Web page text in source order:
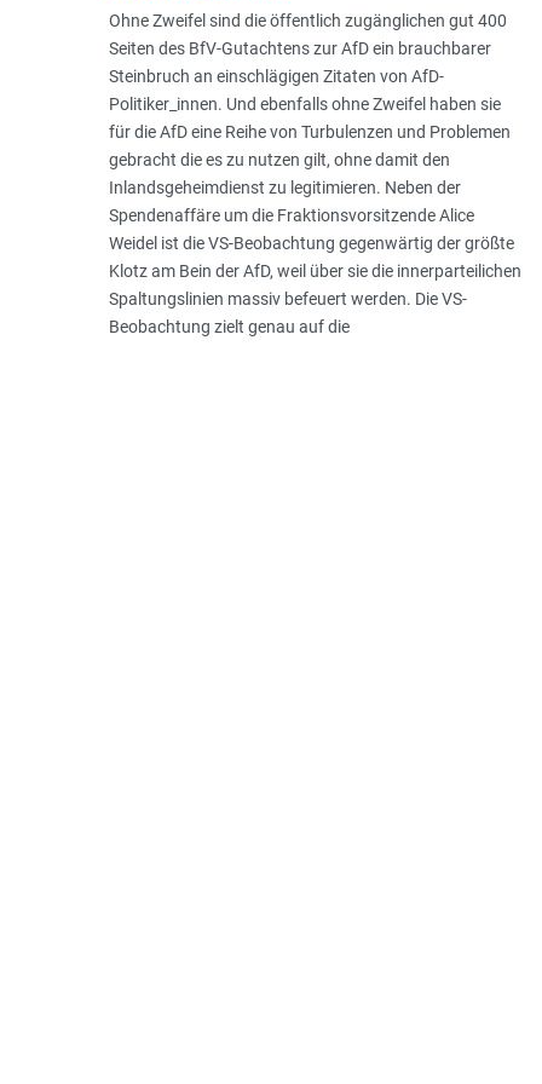
Ohne Zweifel sind die öffentlich zugänglichen gut 400
Seiten des BfV-Gutachtens zur AfD ein brauchbarer
Steinbruch an einschlägigen Zitaten von AfD-
Politiker_innen. Und ebenfalls ohne Zweifel haben sie
für die AfD eine Reihe von Turbulenzen und Problemen
gebracht die es zu nutzen gilt, ohne damit den
Inlandsgeheim­dienst zu legitimieren. Neben der
Spendenaffäre um die Fraktionsvorsitzende Alice
Weidel ist die VS-Beo­bachtung gegen­wärtig der größte
Klotz am Bein der AfD, weil über sie die innerparteilichen
Spaltungslinien massiv befeuert werden. Die VS-
Beobachtung zielt genau auf die